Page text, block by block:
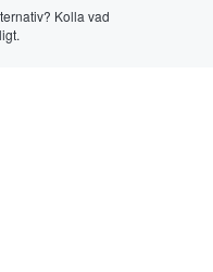
Kolla vad